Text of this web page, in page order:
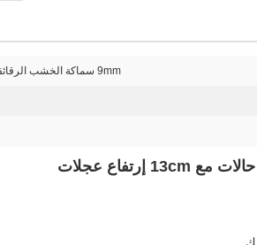
9mm سماكة الخشب الرقائقي وحزمة الألومنيوم